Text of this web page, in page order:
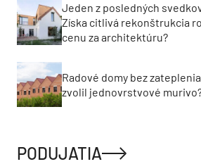
Jeden z posledných
Získa citlivá rekonštrukcia
cenu za architektúru?
Radové domy bez
zvolil jednovrstvové
PODUJATIA